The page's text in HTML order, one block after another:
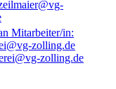
zolling.de